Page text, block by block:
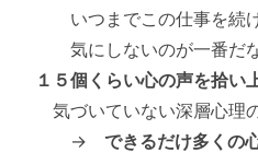
いつまでこの仕事を続
気にしないのが一番だ
１５個くらい心の声を拾い
気づいていない深層心理
→ できるだけ多くの